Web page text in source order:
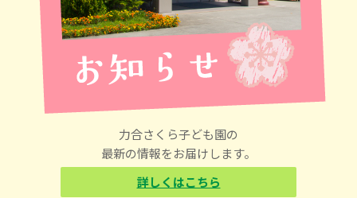
力合さくら子ども園の
最新の情報をお届けします。
詳しくはこちら